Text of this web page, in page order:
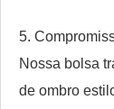
5.
Nossa bolsa
de ombro